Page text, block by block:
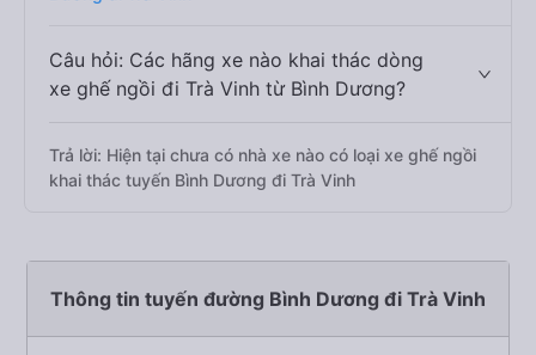
Câu hỏi: Các hãng xe nào khai thác dòng
xe ghế ngồi đi Trà Vinh từ Bình Dương?
Trả lời: Hiện tại chưa có nhà xe nào có loại xe ghế ngồi
khai thác tuyến Bình Dương đi Trà Vinh
Thông tin tuyến đường Bình Dương đi Trà Vinh